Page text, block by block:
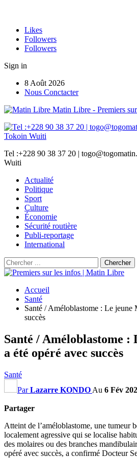
Likes
Followers
Followers
Sign in
8 Août 2026
Nous Conctacter
Matin Libre - Premiers
Tel :+228 90 38 37 20 |
Wuiti
Actualité
Politique
Sport
Culture
Économie
Sécurité routière
Publi-reportage
International
Accueil
Santé
Santé / Améloblastome : Le jeune
succès
Santé / Améloblastome
a été opéré avec succès
Santé
ParLazarre KONDO Au 6 Fév
Partager
Atteint de l’améloblastome, une tumeur
localement agressive qui se localise
des molaires ou des branches
opéré avec succès, a confirmé Docteur